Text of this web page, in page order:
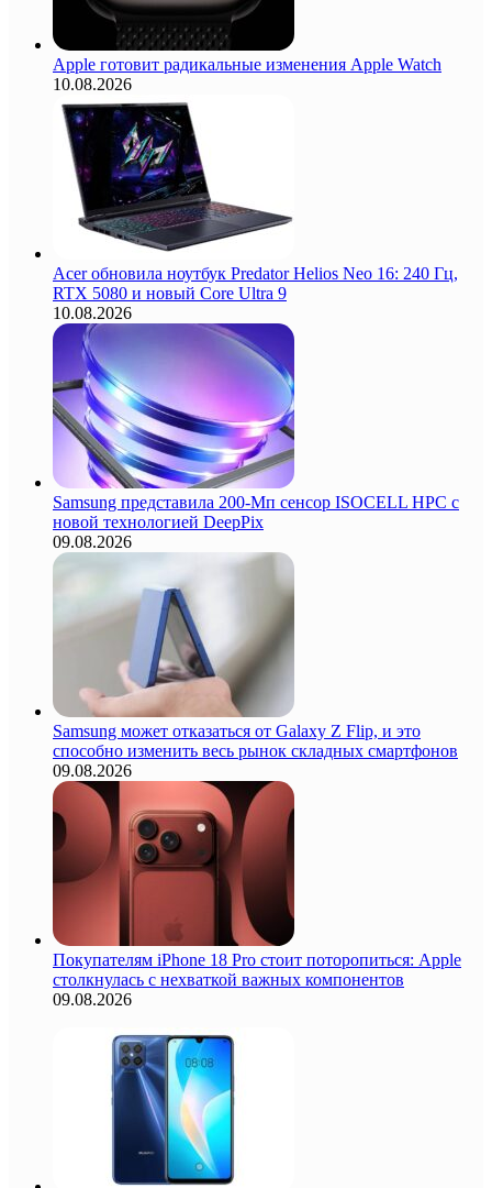
Apple готовит радикальные изменения Apple Watch
10.08.2026
Acer обновила ноутбук Predator Helios Neo 16: 240 Гц,
RTX 5080 и новый Core Ultra 9
10.08.2026
Samsung представила 200-Мп сенсор ISOCELL HPC с
новой технологией DeepPix
09.08.2026
Samsung может отказаться от Galaxy Z Flip, и это
способно изменить весь рынок складных смартфонов
09.08.2026
Покупателям iPhone 18 Pro стоит поторопиться: Apple
столкнулась с нехваткой важных компонентов
09.08.2026